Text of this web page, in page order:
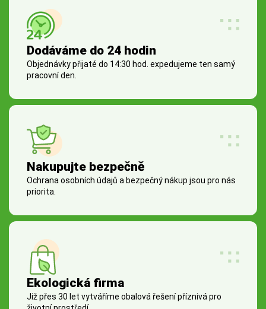
Dodáváme do 24 hodin
Objednávky přijaté do 14:30 hod. expedujeme ten samý
pracovní den.
Nakupujte bezpečně
Ochrana osobních údajů a bezpečný nákup jsou pro nás
priorita.
Ekologická firma
Již přes 30 let vytváříme obalová řešení příznivá pro